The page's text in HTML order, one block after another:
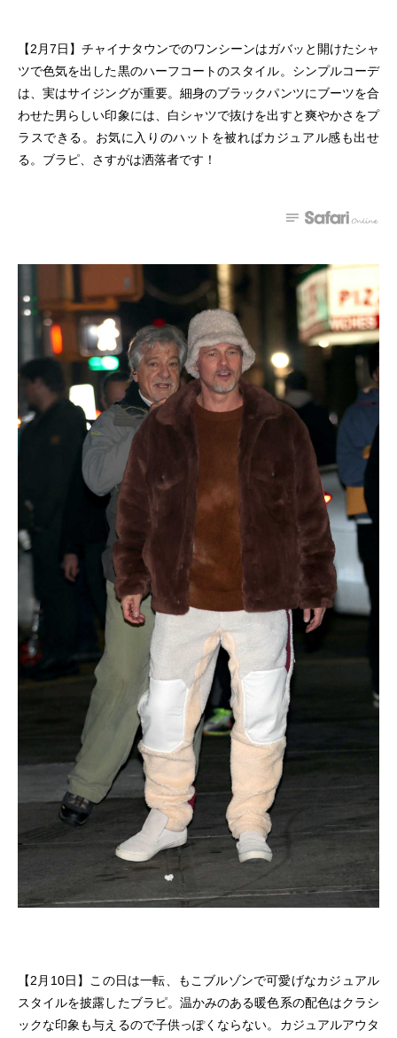
【2月7日】チャイナタウンでのワンシーンはガバッと開けたシャ
ツで色気を出した黒のハーフコートのスタイル。シンプルコーデ
は、実はサイジングが重要。細身のブラックパンツにブーツを合
わせた男らしい印象には、白シャツで抜けを出すと爽やかさをプ
ラスできる。お気に入りのハットを被ればカジュアル感も出せ
る。ブラピ、さすがは洒落者です！
【2月10日】この日は一転、もこブルゾンで可愛げなカジュアル
スタイルを披露したブラピ。温かみのある暖色系の配色はクラシ
ックな印象も与えるので子供っぽくならない。カジュアルアウタ